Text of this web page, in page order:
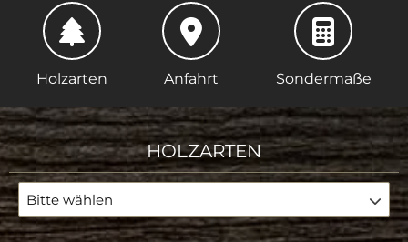
Holzarten Anfahrt Sondermaße
HOLZARTEN
Bitte wählen